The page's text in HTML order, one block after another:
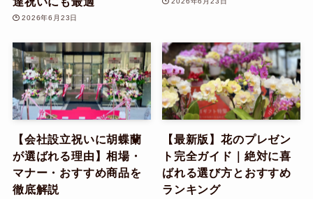
2026年6月23日
【会社設立祝いに胡蝶蘭
が選ばれる理由】相場・
マナー・おすすめ商品を
徹底解説
【最新版】花のプレゼン
ト完全ガイド｜絶対に喜
ばれる選び方とおすすめ
ランキング